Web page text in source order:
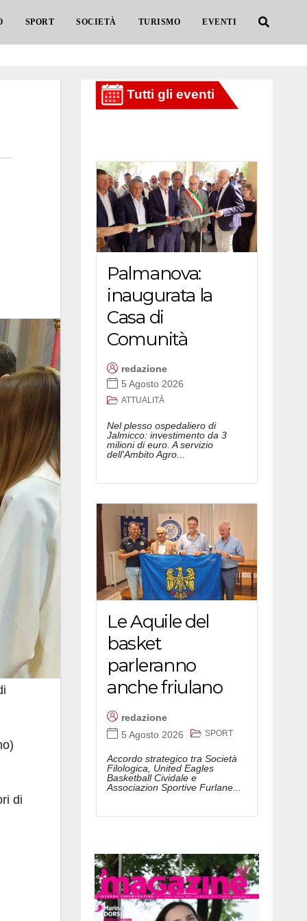
SPORT SOCIETÀ TURISMO EVENTI
di
Palmanova:
inaugurata la
Casa di
Comunità
redazione
5 Agosto 2026
ATTUALITÀ
Nel plesso ospedaliero di
Jalmicco: investimento da 3
milioni di euro. A servizio
dell'Ambito Agro...
Le Aquile del
basket
parleranno
anche friulano
redazione
5 Agosto 2026
SPORT
Accordo strategico tra Società
Filologica, United Eagles
Basketball Cividale e
Associazion Sportive Furlane...